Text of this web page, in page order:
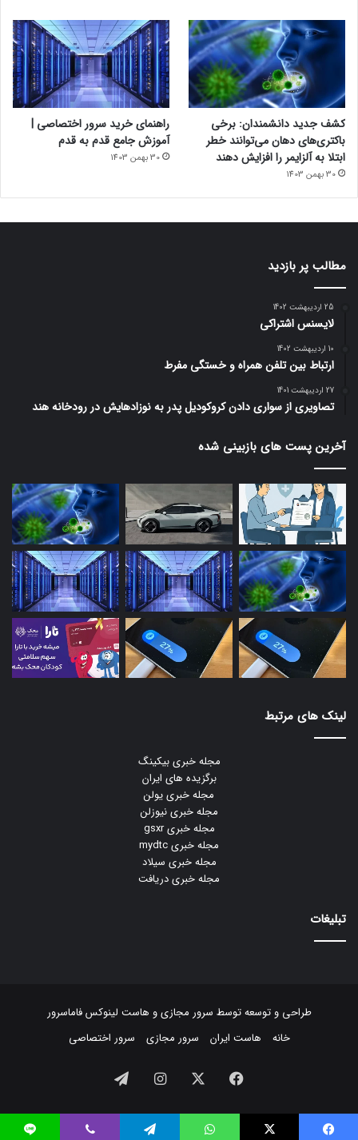
کشف جدید دانشمندان: برخی
باکتری‌های دهان می‌توانند خطر
ابتلا به آلزایمر را افزایش دهند
30 بهمن 1403
راهنمای خرید سرور اختصاصی |
آموزش جامع قدم به قدم
30 بهمن 1403
مطالب پر بازدید
25 اردیبهشت 1402
لایسنس اشتراکی
10 اردیبهشت 1402
ارتباط بین تلفن همراه و خستگی مفرط
27 اردیبهشت 1401
تصاویری از سواری دادن کروکودیل پدر به نوزادهایش در رودخانه هند
آخرین پست های بازبینی شده
لینک های مرتبط
مجله خبری بیکینگ
برگزیده های ایران
مجله خبری یولن
مجله خبری نیوزلن
مجله خبری gsxr
مجله خبری mydtc
مجله خبری سیلاد
مجله خبری دریافت
تبلیغات
طراحی و توسعه توسط سرور مجازیو هاست لینوکسفاماسرور
خانه
هاست ایران سرور مجازی سرور اختصاصی
فیسبوک ایکس اینستاگرام